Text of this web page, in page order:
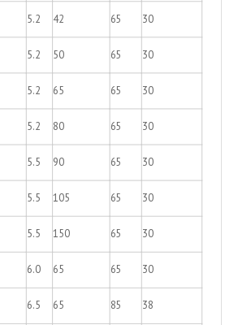
5.2 42 65 30
5.2 50 65 30
5.2 65 65 30
5.2 80 65 30
5.5 90 65 30
5.5 105 65 30
5.5 150 65 30
6.0 65 65 30
6.5 65 85 38